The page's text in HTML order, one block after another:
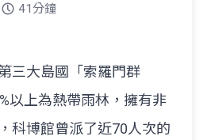
41分鐘
三大島國「索羅門群
以上為熱帶雨林，擁有非
科博館曾派了近70人次的